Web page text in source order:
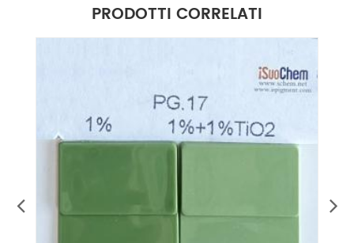
PRODOTTI CORRELATI